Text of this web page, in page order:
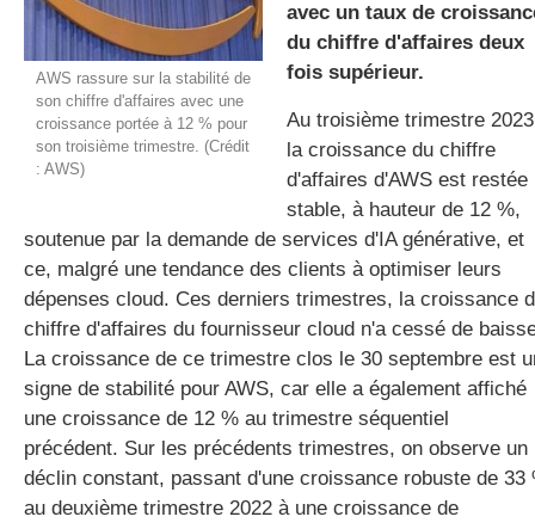
AWS rassure sur la stabilité de
son chiffre d'affaires avec une
croissance portée à 12 % pour
son troisième trimestre. (Crédit
: AWS)
avec un taux de
du chiffre d'affaires deux
fois supérieur.
Au troisième trimestre
la croissance du chiffre
d'affaires d'AWS est restée
stable, à hauteur de 12 %,
soutenue par la demande de services d'IA générative, et
ce, malgré une tendance des clients à optimiser leurs
dépenses cloud. Ces derniers trimestres, la croissance
chiffre d'affaires du fournisseur cloud n'a cessé de
La croissance de ce trimestre clos le 30 septembre est
signe de stabilité pour AWS, car elle a également affiché
une croissance de 12 % au trimestre séquentiel
précédent. Sur les précédents trimestres, on observe un
déclin constant, passant d'une croissance robuste de 33
au deuxième trimestre 2022 à une croissance de